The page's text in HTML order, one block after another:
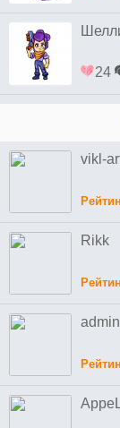
24
vikl-
Rikk
admin